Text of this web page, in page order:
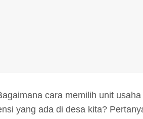
cara memilih unit
yang ada di desa kita?